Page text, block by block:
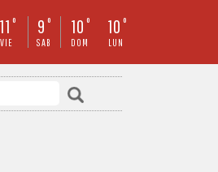
11 °
VIE
9 °
SAB
10 °
DOM
10 °
LUN